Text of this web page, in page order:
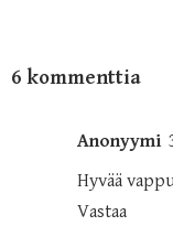
6 kommenttia
Anonyymi
Hyvää
Vastaa